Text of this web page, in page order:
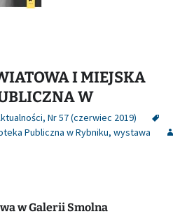
I MIEJSKA
W
, Nr 57 (czerwiec 2019)
Publiczna w Rybniku, wystawa
w Galerii Smolna